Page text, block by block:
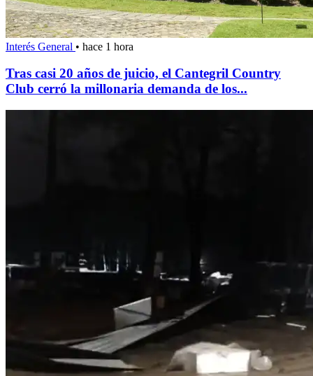
Interés General • hace 1 hora
Tras casi 20 años de juicio, el Cantegril Country
Club cerró la millonaria demanda de los...